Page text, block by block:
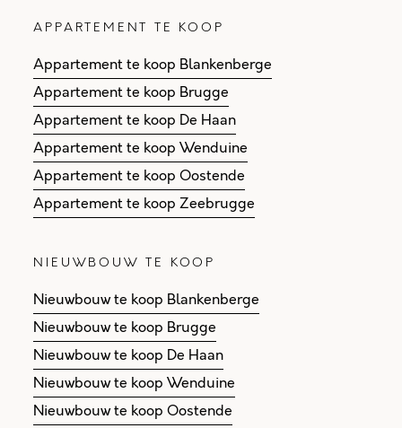
APPARTEMENT TE KOOP
Appartement te koop Blankenberge
Appartement te koop Brugge
Appartement te koop De Haan
Appartement te koop Wenduine
Appartement te koop Oostende
Appartement te koop Zeebrugge
NIEUWBOUW TE KOOP
Nieuwbouw te koop Blankenberge
Nieuwbouw te koop Brugge
Nieuwbouw te koop De Haan
Nieuwbouw te koop Wenduine
Nieuwbouw te koop Oostende